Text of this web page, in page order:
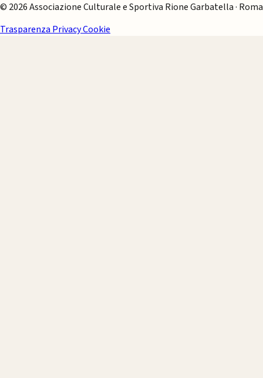
© 2026 Associazione Culturale e Sportiva Rione Garbatella · Roma
Trasparenza PrivacyCookie